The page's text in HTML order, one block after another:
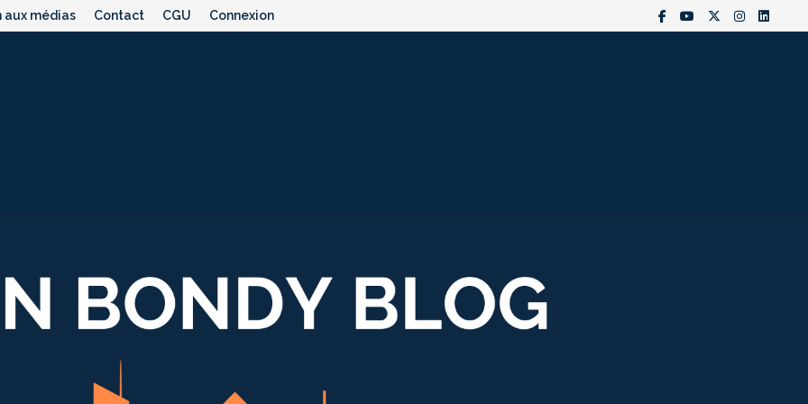
aux médias Contact CGU Connexion